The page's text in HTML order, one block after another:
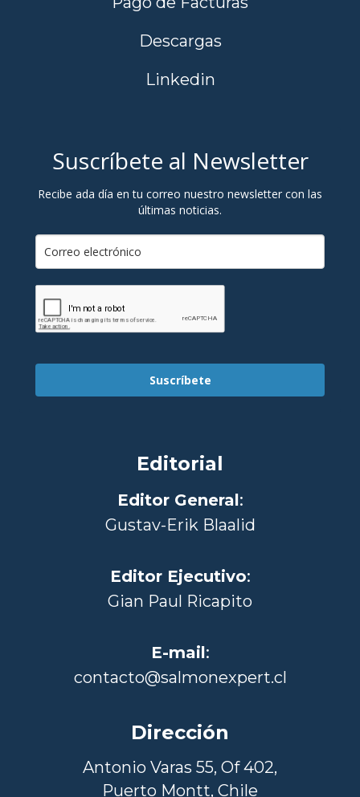
Descargas
Linkedin
Suscríbete al Newsletter
Recibe ada día en tu correo nuestro newsletter con las
últimas noticias.
Suscríbete
Editorial
Editor General:
Gustav-Erik Blaalid
Editor Ejecutivo:
Gian Paul Ricapito
E-mail:
contacto@salmonexpert.cl
Dirección
Antonio Varas 55, Of 402,
Puerto Montt, Chile